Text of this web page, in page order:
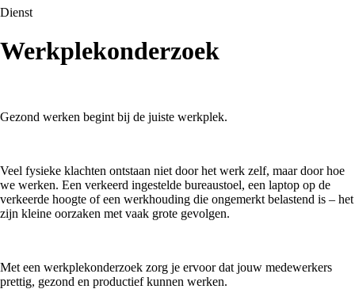
Dienst
Werkplekonderzoek
Gezond werken begint bij de juiste werkplek.
Veel fysieke klachten ontstaan niet door het werk zelf, maar door hoe
we werken. Een verkeerd ingestelde bureaustoel, een laptop op de
verkeerde hoogte of een werkhouding die ongemerkt belastend is – het
zijn kleine oorzaken met vaak grote gevolgen.
Met een werkplekonderzoek zorg je ervoor dat jouw medewerkers
prettig, gezond en productief kunnen werken.